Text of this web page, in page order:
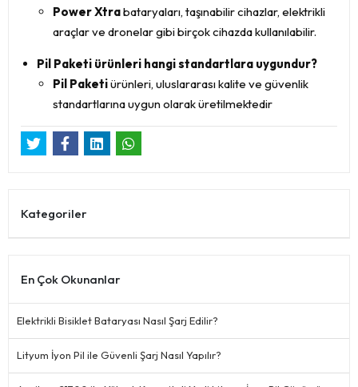
Power Xtrabataryaları, taşınabilir cihazlar, elektrikli
araçlar ve dronelar gibi birçok cihazda kullanılabilir.
Pil Paketi ürünleri hangi standartlara uygundur?
Pil Paketiürünleri, uluslararası kalite ve güvenlik
standartlarına uygun olarak üretilmektedir
Kategoriler
En Çok Okunanlar
Elektrikli Bisiklet Bataryası Nasıl Şarj Edilir?
Lityum İyon Pil ile Güvenli Şarj Nasıl Yapılır?